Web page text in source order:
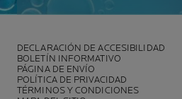
DECLARACIÓN DE ACCESIBILIDAD
BOLETÍN INFORMATIVO
PÁGINA DE ENVÍO
POLÍTICA DE PRIVACIDAD
TÉRMINOS Y CONDICIONES